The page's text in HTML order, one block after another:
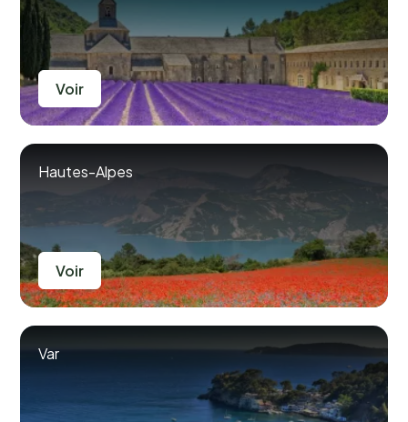
Voir
Hautes-Alpes
Voir
Var